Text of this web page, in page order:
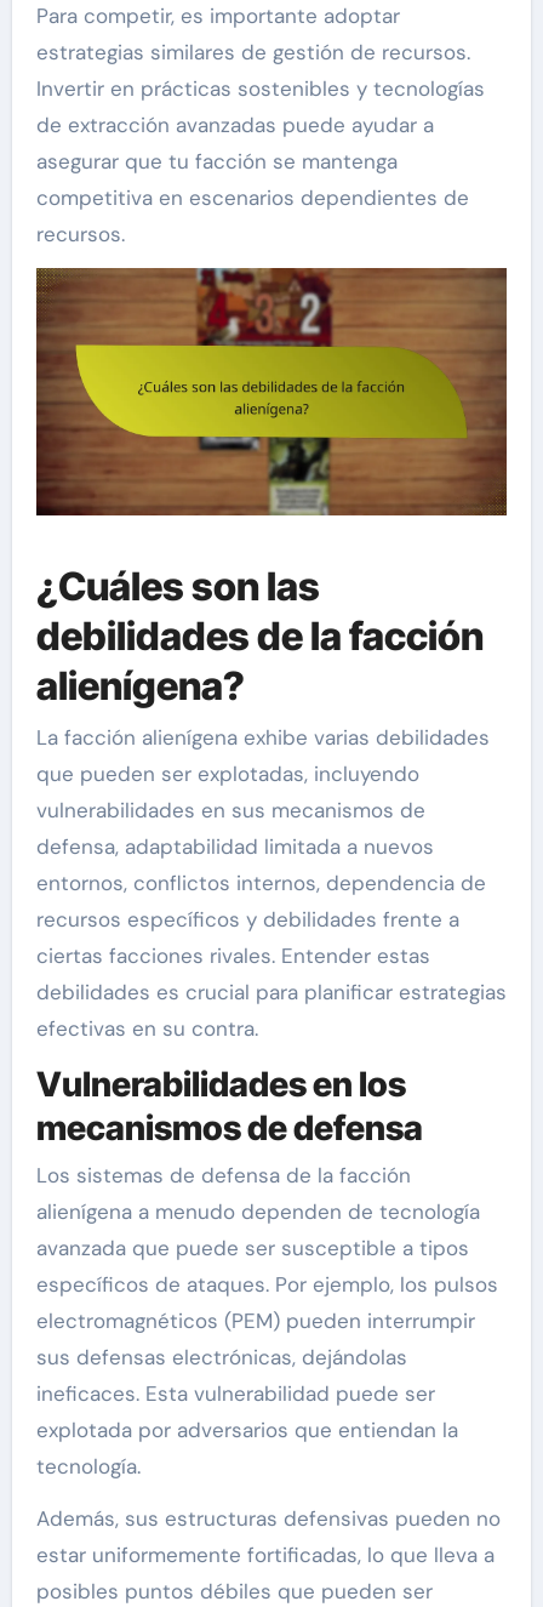
Para competir, es importante adoptar
estrategias similares de gestión de recursos.
Invertir en prácticas sostenibles y tecnologías
de extracción avanzadas puede ayudar a
asegurar que tu facción se mantenga
competitiva en escenarios dependientes de
recursos.
¿Cuáles son las
debilidades de la facción
alienígena?
La facción alienígena exhibe varias debilidades
que pueden ser explotadas, incluyendo
vulnerabilidades en sus mecanismos de
defensa, adaptabilidad limitada a nuevos
entornos, conflictos internos, dependencia de
recursos específicos y debilidades frente a
ciertas facciones rivales. Entender estas
debilidades es crucial para planificar estrategias
efectivas en su contra.
Vulnerabilidades en los
mecanismos de defensa
Los sistemas de defensa de la facción
alienígena a menudo dependen de tecnología
avanzada que puede ser susceptible a tipos
específicos de ataques. Por ejemplo, los pulsos
electromagnéticos (PEM) pueden interrumpir
sus defensas electrónicas, dejándolas
ineficaces. Esta vulnerabilidad puede ser
explotada por adversarios que entiendan la
tecnología.
Además, sus estructuras defensivas pueden no
estar uniformemente fortificadas, lo que lleva a
posibles puntos débiles que pueden ser